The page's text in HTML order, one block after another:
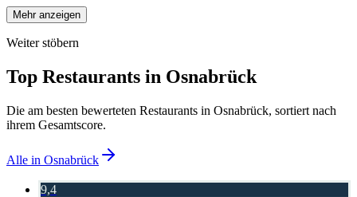
Mehr anzeigen
Weiter stöbern
Top Restaurants in Osnabrück
Die am besten bewerteten Restaurants in Osnabrück, sortiert nach
ihrem Gesamtscore.
Alle in Osnabrück
9,4